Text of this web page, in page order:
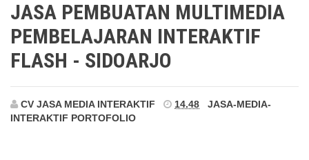
JASA PEMBUATAN MULTIMEDIA
PEMBELAJARAN INTERAKTIF
FLASH - SIDOARJO
CV JASA MEDIA INTERAKTIF 14.48
JASA-MEDIA-
INTERAKTIF PORTOFOLIO